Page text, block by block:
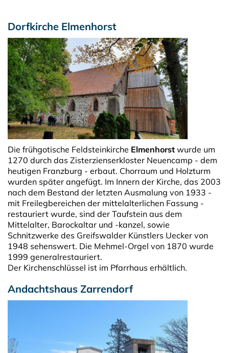
Dorfkirche Elmenhorst
Die frühgotische Feldsteinkirche Elmenhorst wurde um
1270 durch das Zisterzienserkloster Neuencamp - dem
heutigen Franzburg - erbaut. Chorraum und Holzturm
wurden später angefügt. Im Innern der Kirche, das 2003
nach dem Bestand der letzten Ausmalung von 1933 -
mit Freilegbereichen der mittelalterlichen Fassung -
restauriert wurde, sind der Taufstein aus dem
Mittelalter, Barockaltar und -kanzel, sowie
Schnitzwerke des Greifswalder Künstlers Uecker von
1948 sehenswert. Die Mehmel-Orgel von 1870 wurde
1999 generalrestauriert.
Der Kirchenschlüssel ist im Pfarrhaus erhältlich.
Andachtshaus Zarrendorf